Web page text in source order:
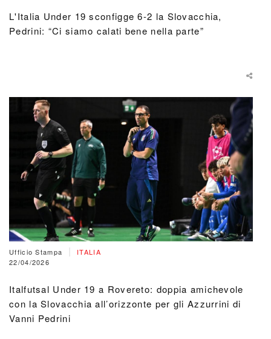
L'Italia Under 19 sconfigge 6-2 la Slovacchia,
Pedrini: “Ci siamo calati bene nella parte”
Ufficio Stampa
ITALIA
22/04/2026
Italfutsal Under 19 a Rovereto: doppia amichevole
con la Slovacchia all’orizzonte per gli Azzurrini di
Vanni Pedrini